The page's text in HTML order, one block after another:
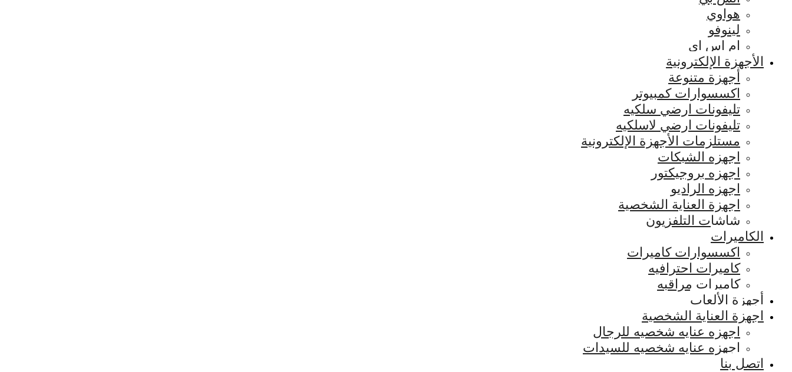
هواوي
لينوفو
ام اس اي
الأجهزة الإلكترونية
أجهزة متنوعة
اكسسوارات كمبيوتر
تليفونات ارضي سلكيه
تليفونات ارضي لاسلكيه
مستلزمات الأجهزة الإلكترونية
اجهزه الشبكات
اجهزه بروجيكتور
اجهزه الراديو
اجهزة العناية الشخصية
شاشات التلفزيون
الكاميرات
اكسسوارات كاميرات
كاميرات احترافيه
كاميرات مراقبه
أجهزة الألعاب
اجهزة العناية الشخصية
اجهزه عنايه شخصيه للرجال
اجهزه عنايه شخصيه للسيدات
اتصل بنا